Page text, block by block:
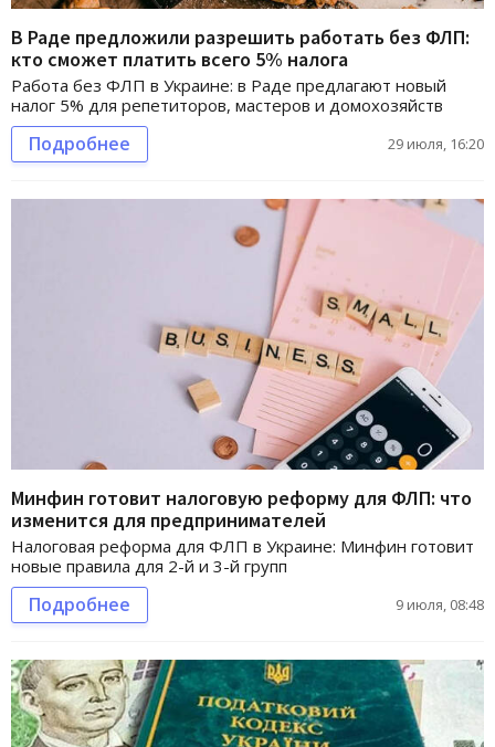
В Раде предложили разрешить работать без ФЛП:
кто сможет платить всего 5% налога
Работа без ФЛП в Украине: в Раде предлагают новый
налог 5% для репетиторов, мастеров и домохозяйств
Подробнее 29 июля, 16:20
Минфин готовит налоговую реформу для ФЛП: что
изменится для предпринимателей
Налоговая реформа для ФЛП в Украине: Минфин готовит
новые правила для 2-й и 3-й групп
Подробнее 9 июля, 08:48